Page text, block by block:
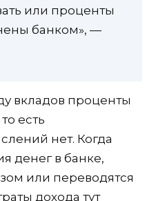
или проценты
банком», —
вкладов проценты
есть
нет. Когда
денег в банке,
или переводятся
дохода тут